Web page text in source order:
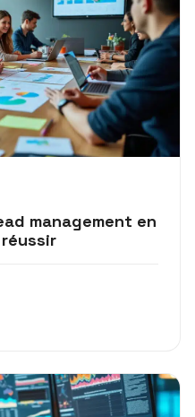
management en